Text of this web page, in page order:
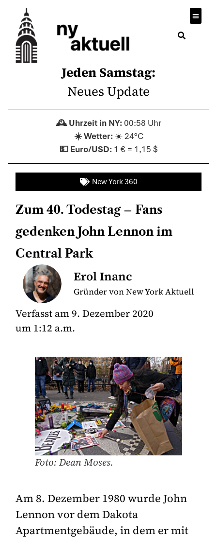
Jeden Samstag:
Neues Update
00:58 Uhr
☀️ 24°C
1 € = 1,15 $
New York 360
Zum 40. Todestag – Fans
gedenken John Lennon im
Central Park
Erol Inanc
Gründer von New York Aktuell
Verfasst am9. Dezember 2020
um 1:12 a.m.
Foto: Dean Moses.
Am 8. Dezember 1980 wurde John
Lennon vor dem Dakota
Apartmentgebäude, in dem er mit